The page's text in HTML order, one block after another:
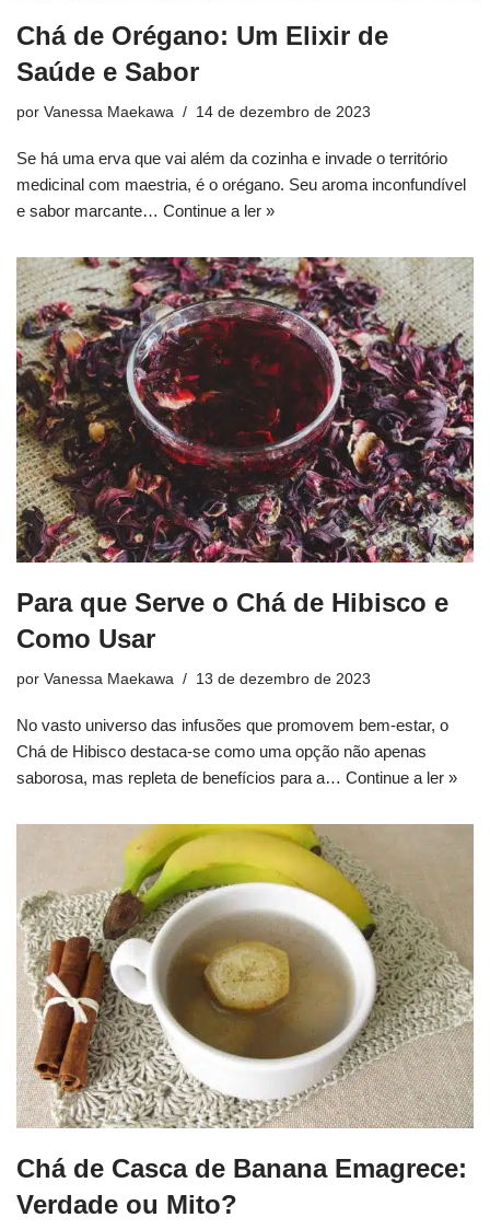
Chá de Orégano: Um Elixir de
Saúde e Sabor
por Vanessa Maekawa 14 de dezembro de 2023
Se há uma erva que vai além da cozinha e invade o território
medicinal com maestria, é o orégano. Seu aroma inconfundível
e sabor marcante… Continue a ler »
Para que Serve o Chá de Hibisco e
Como Usar
por Vanessa Maekawa 13 de dezembro de 2023
No vasto universo das infusões que promovem bem-estar, o
Chá de Hibisco destaca-se como uma opção não apenas
saborosa, mas repleta de benefícios para a… Continue a ler »
Chá de Casca de Banana Emagrece:
Verdade ou Mito?